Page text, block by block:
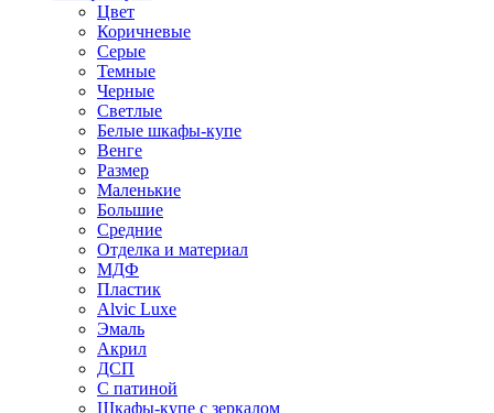
Цвет
Коричневые
Серые
Темные
Черные
Светлые
Белые шкафы-купе
Венге
Размер
Маленькие
Большие
Средние
Отделка и материал
МДФ
Пластик
Alvic Luxe
Эмаль
Акрил
ДСП
С патиной
Шкафы-купе с зеркалом